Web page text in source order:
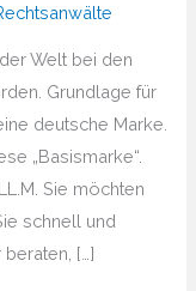
Welt bei den
Grundlage für
deutsche Marke.
„Basismarke“.
Sie möchten
schnell und
[…]